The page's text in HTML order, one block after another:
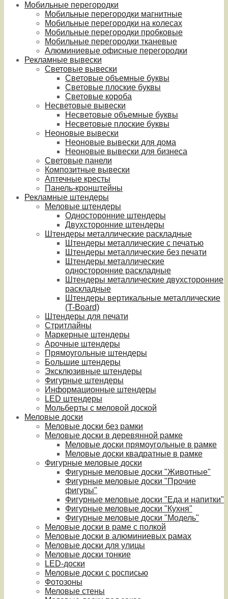
Мобильные перегородки
Мобильные перегородки магнитные
Мобильные перегородки на колесах
Мобильные перегородки пробковые
Мобильные перегородки тканевые
Алюминиевые офисные перегородки
Рекламные вывески
Световые вывески
Световые объемные буквы
Световые плоские буквы
Световые короба
Несветовые вывески
Несветовые объемные буквы
Несветовые плоские буквы
Неоновые вывески
Неоновые вывески для дома
Неоновые вывески для бизнеса
Световые панели
Композитные вывески
Аптечные кресты
Панель-кронштейны
Рекламные штендеры
Меловые штендеры
Односторонние штендеры
Двухсторонние штендеры
Штендеры металлические раскладные
Штендеры металлические с печатью
Штендеры металлические без печати
Штендеры металлические
односторонние раскладные
Штендеры металлические двухсторонние
раскладные
Штендеры вертикальные металлические
(T-Board)
Штендеры для печати
Стритлайны
Маркерные штендеры
Арочные штендеры
Прямоугольные штендеры
Большие штендеры
Эксклюзивные штендеры
Фигурные штендеры
Информационные штендеры
LED штендеры
Мольберты с меловой доской
Меловые доски
Меловые доски без рамки
Меловые доски в деревянной рамке
Меловые доски прямоугольные в рамке
Меловые доски квадратные в рамке
Фигурные меловые доски
Фигурные меловые доски "Животные"
Фигурные меловые доски "Прочие
фигуры"
Фигурные меловые доски "Еда и напитки"
Фигурные меловые доски "Кухня"
Фигурные меловые доски "Модель"
Меловые доски в раме с полкой
Меловые доски в алюминиевых рамах
Меловые доски для улицы
Меловые доски тонкие
LED-доски
Меловые доски с росписью
Фотозоны
Меловые стены